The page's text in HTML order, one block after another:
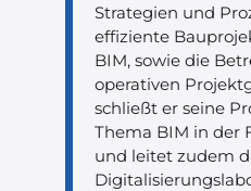
Strategien und
effiziente
BIM, sowie die
operativen
schließt er seine
Thema BIM in der
und leitet zudem